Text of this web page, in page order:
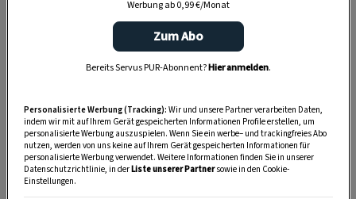
Werbung ab 0,99 €/Monat
Zum Abo
Bereits Servus PUR-Abonnent?Hier anmelden.
Personalisierte Werbung (Tracking): Wir und unsere Partner verarbeiten Daten,
indem wir mit auf Ihrem Gerät gespeicherten Informationen Profile erstellen, um
personalisierte Werbung auszuspielen. Wenn Sie ein werbe– und trackingfreies Abo
nutzen, werden von uns keine auf Ihrem Gerät gespeicherten Informationen für
personalisierte Werbung verwendet. Weitere Informationen finden Sie in unserer
Datenschutzrichtlinie, in derListe unserer Partnersowie in den Cookie-
Einstellungen.